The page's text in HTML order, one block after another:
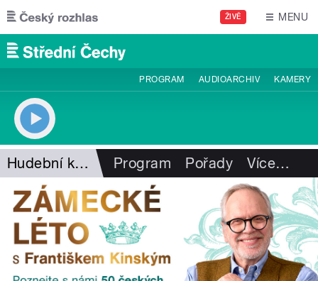
Přejít k hlavnímu obsahu
ŽIVĚ MENU
PROGRAM AUDIOARCHIV KAMERY
Hudební kavárna Pavla Vítka Program Pořady Více…